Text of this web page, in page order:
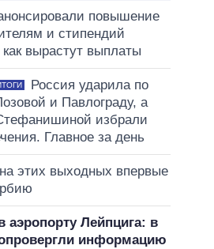
повышение
и стипендий
вырастут выплаты
Россия ударила по
и Павлограду, а
избрали
Главное за день
этих выходных впервые
аэропорту Лейпцига: в
информацию